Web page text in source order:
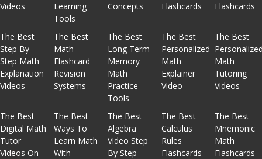
Videos
Learning
Tools
Concepts
Flashcards
Flashcards
The Best
Step By
Step Math
Explanation
Videos
The Best
Math
Flashcard
Revision
Systems
The Best
Long Term
Memory
Math
Practice
Tools
The Best
Personalized
Math
Explainer
Video
The Best
Math
Tutoring
Videos
The Best
Digital Math
Tutor
Videos On
The Best
Ways To
Learn Math
With
The Best
Algebra
Video Step
By Step
The Best
Calculus
Rules
Flashcards
The Best
Mnemonic
Math
Flashcards